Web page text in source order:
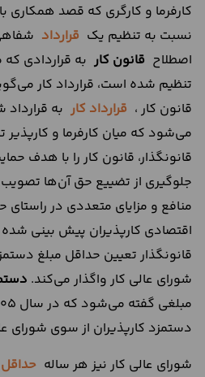
کارفرما و کارگری که قصد همکاری با
نسبت به تنظیم یک قرارداد
اصطلاح قانون کار به قراردادی که
قانون کار ، قرارداد کار به
می‌شود که میان کارفرما و
قانونگذار، قانون کار را با هدف
جلوگیری از تضییع حق آن‌ها تصویب
منافع و مزایای متعددی در
اقتصادی کارپذیران پیش بینی
قانونگذار تعیین حداقل مبلغ
شورای عالی کار واگذار می‌کند.
دستمزد کارپذیران از سوی شورای
شورای عالی کار نیز هر ساله حداقل